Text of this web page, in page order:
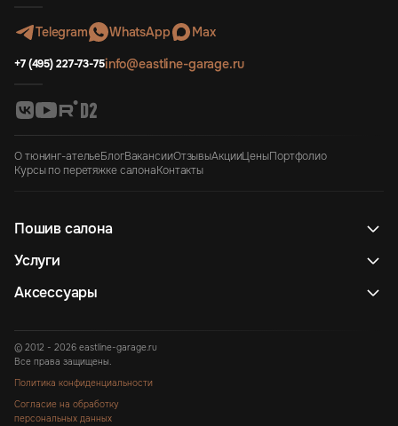
Telegram WhatsApp Max
+7 (495) 227-73-75info@eastline-garage.ru
О тюнинг-ательеБлогВакансииОтзывыАкцииЦеныПортфолио
Курсы по перетяжке салонаКонтакты
Пошив салона
Услуги
Аксессуары
© 2012 - 2026 eastline-garage.ru
Все права защищены.
Политика конфиденциальности
Согласие на обработку
персональных данных